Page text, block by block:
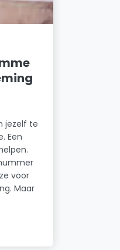
jezelf te
Een
voor
Maar